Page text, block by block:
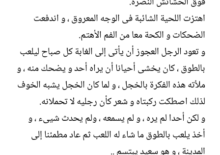
اهتزت اللحية الشائبة فى الوجه المعروق ، و اندفعت
الضحكات و الكحة معا من الفم الأهتم.
و تعود الرجل العجوز أن يأتى إلى الغابة كل صباح ليلعب
بالطوق ، كان يخشى أحيانا أن يراه أحد و يضحك منه ، و
ملأته هذه الفكرة بالخجل ، و لما كان الخجل يشبه الخوف
لذلك اصطكت ركبتاه و شعر كأن رجليه لا تحملانه.
و لكن أحدا لم يره ، و لم يسمعه ، ولم يحدث شيىء ، و
أخذ يلعب بالطوق ما شاء له اللعب ثم عاد مطمئنا إلى